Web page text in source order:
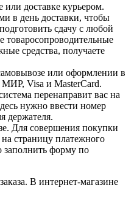
доставке курьером.
в день доставки, чтобы
сдачу с любой
средства, получаете
или оформлении в
МИР, Visa и MasterCard.
перенаправит вас на
нужно ввести номер
держателя.
Для совершения покупки
страницу платежного
заполнить форму по
В интернет-магазине